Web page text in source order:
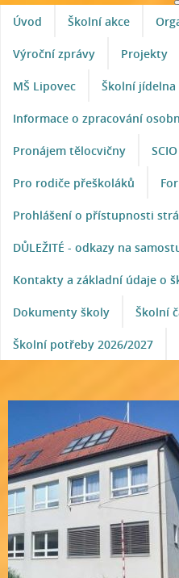
Úvod Školní akce
Výroční zprávy Projekty
MŠ Lipovec Školní jídelna
Informace o zpracování
Pronájem tělocvičny SCIO
Pro rodiče přeškoláků
Prohlášení o přístupnosti
DŮLEŽITÉ - odkazy na
Kontakty a základní údaje o
Dokumenty školy Školní
Školní potřeby 2026/2027